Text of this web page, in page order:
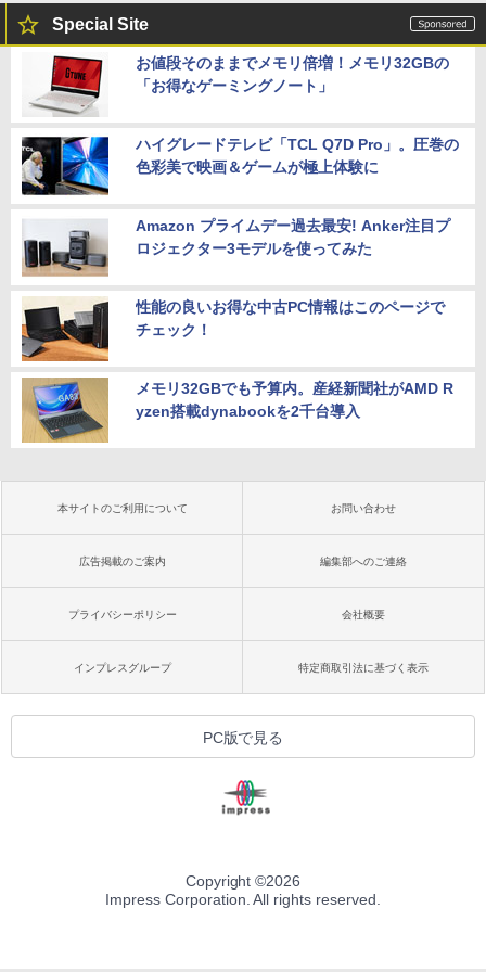
Special Site
お値段そのままでメモリ倍増！メモリ32GBの
「お得なゲーミングノート」
ハイグレードテレビ「TCL Q7D Pro」。圧巻の
色彩美で映画＆ゲームが極上体験に
Amazon プライムデー過去最安! Anker注目プ
ロジェクター3モデルを使ってみた
性能の良いお得な中古PC情報はこのページで
チェック！
メモリ32GBでも予算内。産経新聞社がAMD R
yzen搭載dynabookを2千台導入
本サイトのご利用について お問い合わせ
広告掲載のご案内 編集部へのご連絡
プライバシーポリシー 会社概要
インプレスグループ 特定商取引法に基づく表示
PC版で見る
Copyright ©2026
Impress Corporation. All rights reserved.